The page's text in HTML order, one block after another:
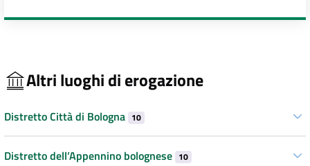
Altri luoghi di erogazione
Distretto Città di Bologna 10
Distretto dell’Appennino bolognese 10